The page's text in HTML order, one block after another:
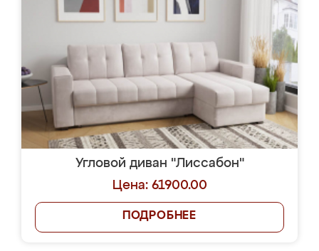
Угловой диван "Лиссабон"
Цена: 61900.00
ПОДРОБНЕЕ